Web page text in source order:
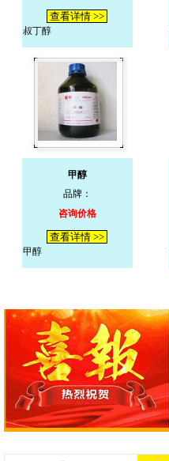
查看详情 >>
叔丁醇
甲醇
品牌：
咨询价格
查看详情 >>
甲醇